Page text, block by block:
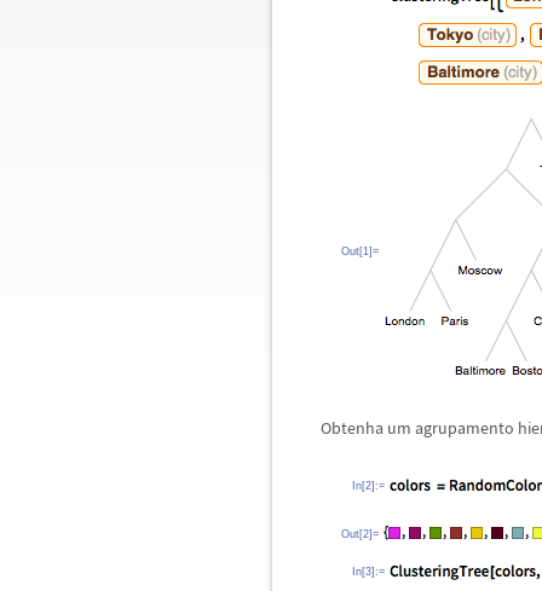
Out[1]=
Obtenha um agrupamento
In[2]:=
Out[2]=
In[3]:=